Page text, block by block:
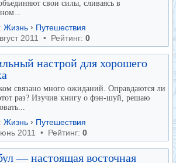
свои силы, сливаясь в
Жизнь › Путешествия
2011 • Рейтинг: 0
настрой для хорошего
связано много ожиданий. Оправдаются ли
раз? Изучив книгу о фэн-шуй, решаю
Жизнь › Путешествия
2011 • Рейтинг: 0
— настоящая восточная